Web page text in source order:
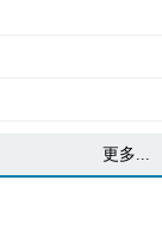
更多...